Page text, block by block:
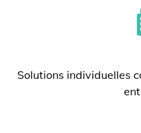
Solutions individuelles